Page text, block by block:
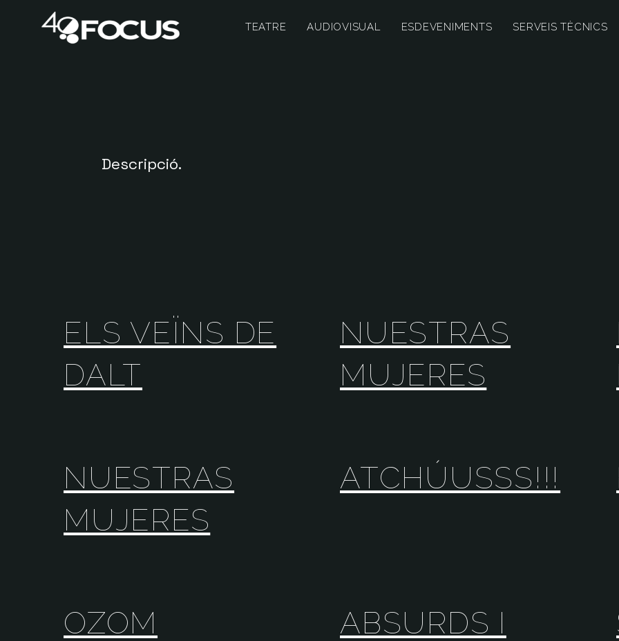
TEATRE AUDIOVISUAL ESDEVENIMENTS SERVEIS TÈCNICS
Descripció.
ELS VEÏNS DE
DALT
NUESTRAS
MUJERES
NUESTRAS
MUJERES
ATCHÚUSSS!!!
OZOM
ABSURDS I